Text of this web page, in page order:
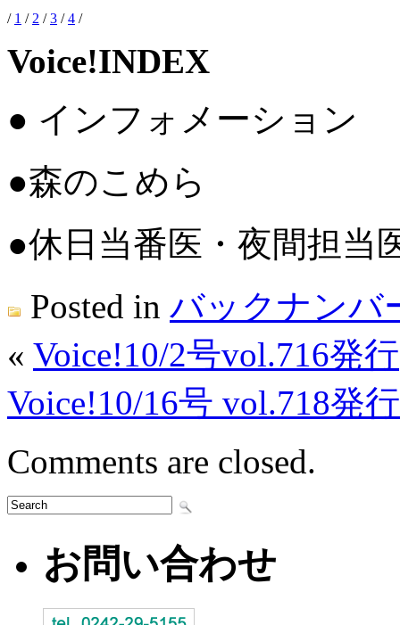
/ 1 / 2 /3 /4 /
Voice!INDEX
● インフォメーション
●森のこめら
●休日当番医・夜間担当
Posted in バックナンバ
« Voice!10/2号vol.716発行
Voice!10/16号 vol.718発行
Comments are closed.
お問い合わせ